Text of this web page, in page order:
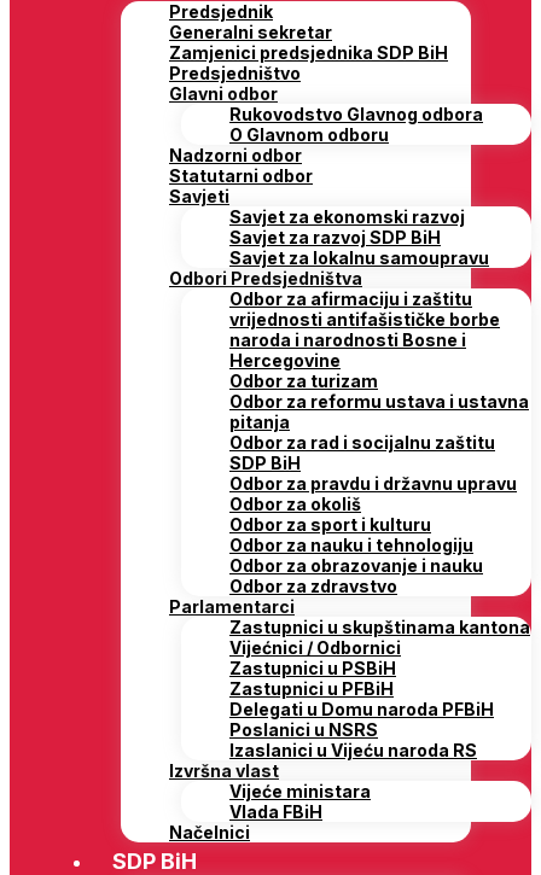
Predsjednik
Generalni sekretar
Zamjenici predsjednika SDP BiH
Predsjedništvo
Glavni odbor
Rukovodstvo Glavnog odbora
O Glavnom odboru
Nadzorni odbor
Statutarni odbor
Savjeti
Savjet za ekonomski razvoj
Savjet za razvoj SDP BiH
Savjet za lokalnu samoupravu
Odbori Predsjedništva
Odbor za afirmaciju i zaštitu
vrijednosti antifašističke borbe
naroda i narodnosti Bosne i
Hercegovine
Odbor za turizam
Odbor za reformu ustava i ustavna
pitanja
Odbor za rad i socijalnu zaštitu
SDP BiH
Odbor za pravdu i državnu upravu
Odbor za okoliš
Odbor za sport i kulturu
Odbor za nauku i tehnologiju
Odbor za obrazovanje i nauku
Odbor za zdravstvo
Parlamentarci
Zastupnici u skupštinama kantona
Vijećnici / Odbornici
Zastupnici u PSBiH
Zastupnici u PFBiH
Delegati u Domu naroda PFBiH
Poslanici u NSRS
Izaslanici u Vijeću naroda RS
Izvršna vlast
Vijeće ministara
Vlada FBiH
Načelnici
SDP BiH